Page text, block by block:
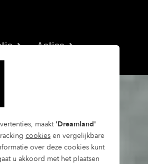
maakt 'Dreamland'
cookies en vergelijkbare
over deze cookies kunt
u akkoord met het plaatsen
Acties